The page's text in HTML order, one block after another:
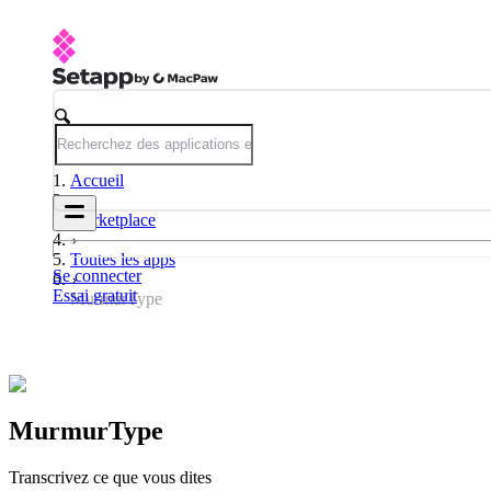
Se connecter
Essai gratuit
Accueil
Marketplace
Toutes les apps
MurmurType
MurmurType
Transcrivez ce que vous dites